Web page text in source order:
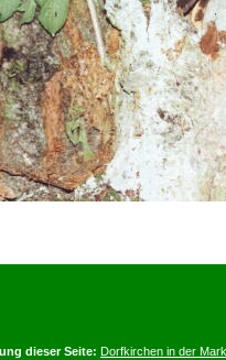
dieser Seite: Dorfkirchen in der